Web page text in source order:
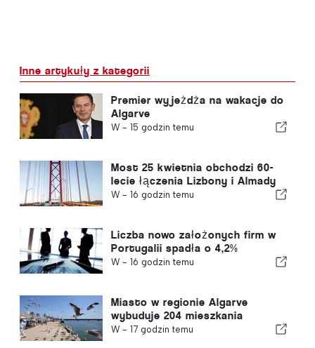
Inne artykuły z kategorii
Premier wyjeżdża na wakacje do
Algarve
W - 15 godzin temu
Most 25 kwietnia obchodzi 60-
lecie łączenia Lizbony i Almady
W - 16 godzin temu
Liczba nowo założonych firm w
Portugalii spadła o 4,2%
W - 16 godzin temu
Miasto w regionie Algarve
wybuduje 204 mieszkania
W - 17 godzin temu